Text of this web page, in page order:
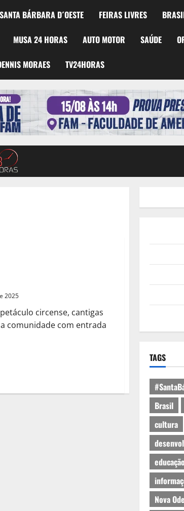
SANTA BÁRBARA D´OESTE FEIRAS LIVRES
MUSA 24 HORAS AUTO MOTOR SAÚDE
MORAES TV24HORAS
2025
circense, cantigas
comunidade com entrada
TAGS
Brasil
cultura
educação
Nova